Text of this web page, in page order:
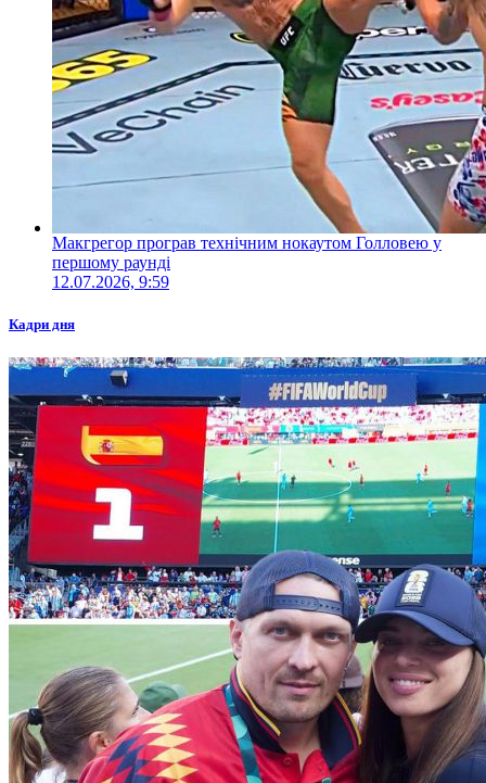
Макгрегор програв технічним нокаутом Голловею у
першому раунді
12.07.2026, 9:59
Кадри дня